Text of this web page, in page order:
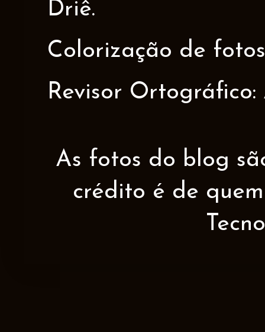
Driê.
Colorização de
Revisor Ortográfico:
As fotos do blog
crédito é de